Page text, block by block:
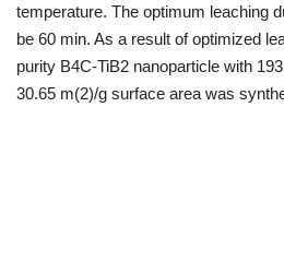
temperature. The optimum leaching
be 60 min. As a result of optimized
purity B4C-TiB2 nanoparticle with
30.65 m(2)/g surface area was